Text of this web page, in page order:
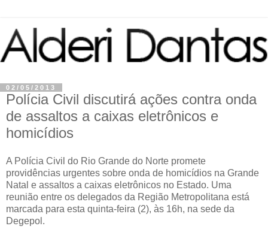
02/05/2013
Polícia Civil discutirá ações contra onda
de assaltos a caixas eletrônicos e
homicídios
A Polícia Civil do Rio Grande do Norte promete
providências urgentes sobre onda de homicídios na Grande
Natal e assaltos a caixas eletrônicos no Estado. Uma
reunião entre os delegados da Região Metropolitana está
marcada para esta quinta-feira (2), às 16h, na sede da
Degepol.